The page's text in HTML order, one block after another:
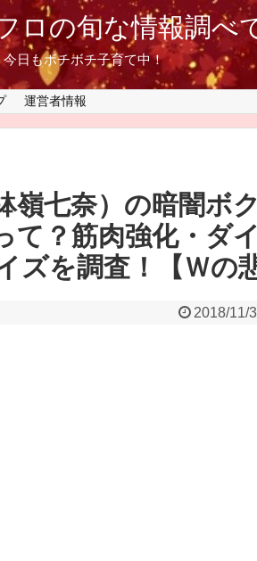
ロの旬な情報調べ
日もボチボチ子育て中！
運営者情報
嶺七奈）の暗闇ボ
て？筋肉強化・ダ
ズを調査！【Ｗの
2018/11/3